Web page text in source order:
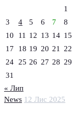
News 12 Лис 2025
1
3
4 5 6 7 8
10
11 12 13 14 15
17
18 19 20 21 22
24
25 26 27 28 29
31
« Лип